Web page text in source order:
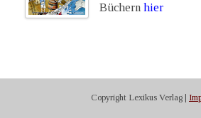
Büchern hier
Copyright Lexikus Verlag |